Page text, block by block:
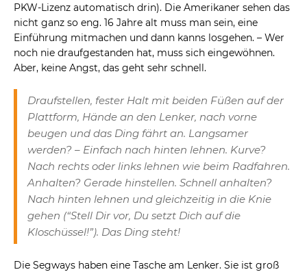
PKW-Lizenz automatisch drin). Die Amerikaner sehen das
nicht ganz so eng. 16 Jahre alt muss man sein, eine
Einführung mitmachen und dann kanns losgehen. – Wer
noch nie draufgestanden hat, muss sich eingewöhnen.
Aber, keine Angst, das geht sehr schnell.
Draufstellen, fester Halt mit beiden Füßen auf der
Plattform, Hände an den Lenker, nach vorne
beugen und das Ding fährt an. Langsamer
werden? – Einfach nach hinten lehnen. Kurve?
Nach rechts oder links lehnen wie beim Radfahren.
Anhalten? Gerade hinstellen. Schnell anhalten?
Nach hinten lehnen und gleichzeitig in die Knie
gehen (“Stell Dir vor, Du setzt Dich auf die
Kloschüssel!”). Das Ding steht!
Die Segways haben eine Tasche am Lenker. Sie ist groß